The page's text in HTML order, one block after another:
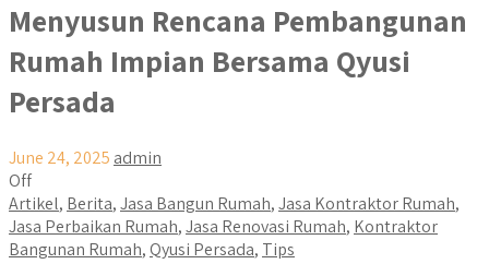
Menyusun Rencana Pembangunan
Rumah Impian Bersama Qyusi
Persada
June 24, 2025 admin
Off
Artikel, Berita,Jasa Bangun Rumah,Jasa Kontraktor Rumah,
Jasa Perbaikan Rumah,Jasa Renovasi Rumah, Kontraktor
Bangunan Rumah,Qyusi Persada, Tips